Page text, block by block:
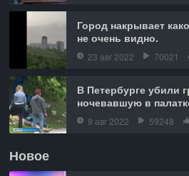
Город накрывает
не очень видно.
23 авг 2022 70021
В Петербурге убили
ночевавшую в
9 авг 2022 59248
Новое